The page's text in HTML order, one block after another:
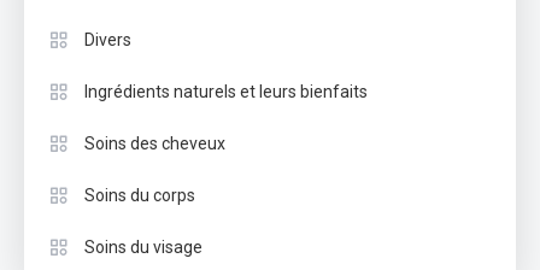
Divers
Ingrédients naturels et leurs bienfaits
Soins des cheveux
Soins du corps
Soins du visage